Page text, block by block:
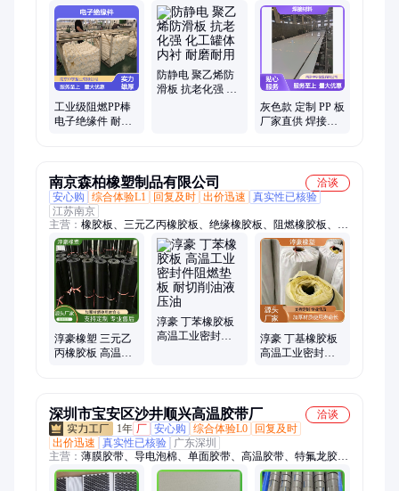
工业级阻燃PP棒
电子绝缘件 耐高
防静电 聚乙烯防
滑板 抗老化强 化
灰色款 定制 PP 板
厂家直供 焊接材
南京森柏橡塑制品有限公司
洽谈
安心购
综合体验L1 回复及时 出价迅速
真实性已核验
江苏南京
主营： 橡胶板、三元乙丙橡胶板、绝缘橡胶板、阻燃橡胶板、丁
腈橡胶板、硅橡胶板、耐油橡胶板、耐磨橡胶板、耐酸碱橡胶
板、耐热橡胶板、防滑橡胶板、防静电橡胶板、导电橡胶板、阻
尼橡胶板、氟橡胶板、氯丁橡胶板
淳豪橡塑 三元乙
丙橡胶板 高温工
淳豪 丁苯橡胶板
高温工业密封件
淳豪 丁基橡胶板
高温工业密封件
深圳市宝安区沙井顺兴高温胶带厂
洽谈
1年 厂 安心购 综合体验L0
回复及时
出价迅速
真实性已核验
广东深圳
主营： 薄膜胶带、导电泡棉、单面胶带、高温胶带、特氟龙胶
带、铁氟龙胶带、电工绝缘胶带